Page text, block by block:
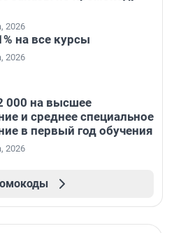
2026
на все курсы
2026
000 на высшее
и среднее специальное
в первый год обучения
2026